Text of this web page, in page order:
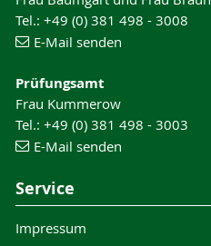
Tel.: +49 (0) 381 498 - 3008
E-Mail senden
Prüfungsamt
Frau Kummerow
Tel.: +49 (0) 381 498 - 3003
E-Mail senden
Service
Impressum